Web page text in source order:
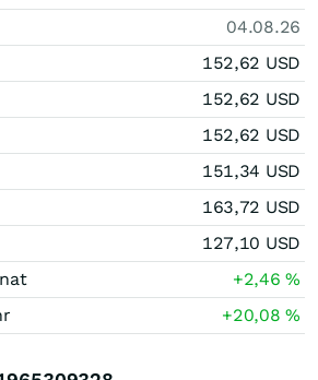
04.08.26
152,62 USD
152,62 USD
152,62 USD
151,34 USD
163,72 USD
127,10 USD
+2,46%
+20,08%